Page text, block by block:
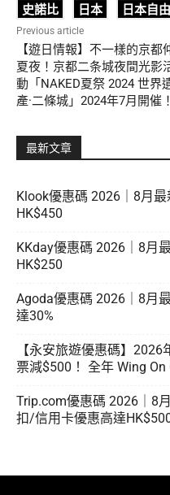
史諾比 日本 日本自
Previous article
【遊日情報】不一樣的京都
夏夜！京都二条城夜間光影
動「NAKED夏祭 2024 世界
產·二條城」2024年7月開催！
最新文章
Klook優惠碼 2026｜8月
HK$450
KKday優惠碼 2026｜8月
HK$250
Agoda優惠碼 2026｜8月
達30%
【永安旅遊優惠碼】
票減$500！ 全年 Wing On
Trip.com優惠碼 2026｜8
扣/信用卡優惠高達